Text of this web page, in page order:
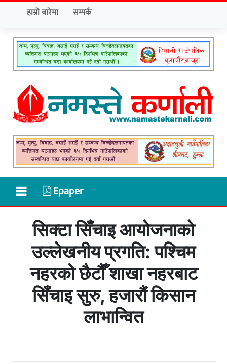
हाम्रो बारेमा सम्पर्क
Epaper
सिक्टा सिँचाइ आयोजनाको
उल्लेखनीय प्रगति: पश्चिम
नहरको छैटौँ शाखा नहरबाट
सिँचाइ सुरु, हजारौं किसान
लाभान्वित